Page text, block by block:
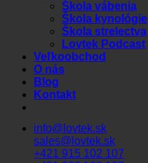
Škola vábenia
Škola kynológie
Škola strelectva
Lovtek Podcast
Veľkoobchod
O nás
Blog
Kontakt
info@lovtek.sk
sales@lovtek.sk
+421 915 102 107